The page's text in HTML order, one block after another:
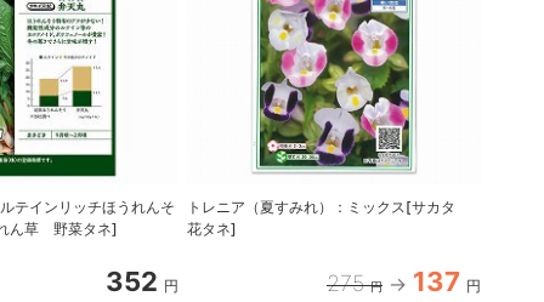
テインリッチほうれんそ
ん草 野菜タネ]
352 円
トレニア（夏すみれ）：ミックス[サカタ
花タネ]
275 円 137 円